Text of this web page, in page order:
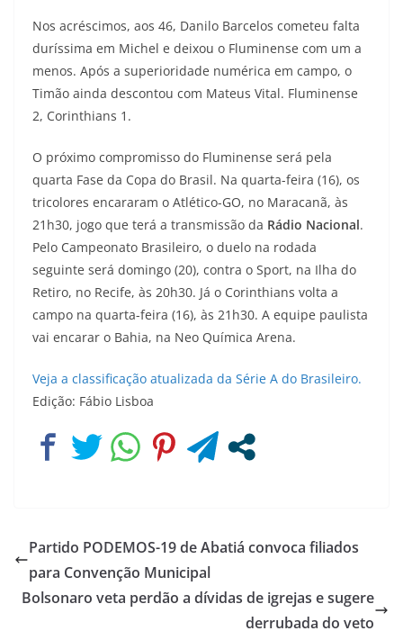
Nos acréscimos, aos 46, Danilo Barcelos cometeu falta
duríssima em Michel e deixou o Fluminense com um a
menos. Após a superioridade numérica em campo, o
Timão ainda descontou com Mateus Vital. Fluminense
2, Corinthians 1.
O próximo compromisso do Fluminense será pela
quarta Fase da Copa do Brasil. Na quarta-feira (16), os
tricolores encararam o Atlético-GO, no Maracanã, às
21h30, jogo que terá a transmissão da Rádio Nacional.
Pelo Campeonato Brasileiro, o duelo na rodada
seguinte será domingo (20), contra o Sport, na Ilha do
Retiro, no Recife, às 20h30. Já o Corinthians volta a
campo na quarta-feira (16), às 21h30. A equipe paulista
vai encarar o Bahia, na Neo Química Arena.
Veja a classificação atualizada da Série A do Brasileiro.
Edição: Fábio Lisboa
Partido PODEMOS-19 de Abatiá convoca filiados
para Convenção Municipal
Bolsonaro veta perdão a dívidas de igrejas e sugere
derrubada do veto